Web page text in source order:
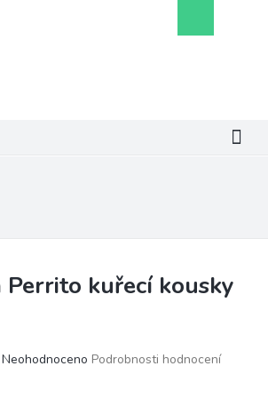
košík
Perrito kuřecí kousky
Průměrné
Neohodnoceno Podrobnosti hodnocení